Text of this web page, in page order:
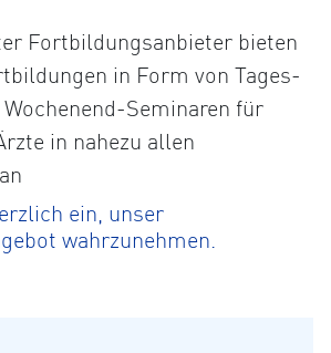
Fortbildungsanbieter bieten
in Form von Tages-
Seminaren für
in nahezu allen
ein, unser
wahrzunehmen.